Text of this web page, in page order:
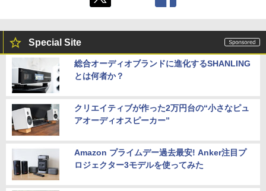
Special Site
総合オーディオブランドに進化するSHANLING
とは何者か？
クリエイティブが作った2万円台の“小さなピュ
アオーディオスピーカー”
Amazon プライムデー過去最安! Anker注目プ
ロジェクター3モデルを使ってみた